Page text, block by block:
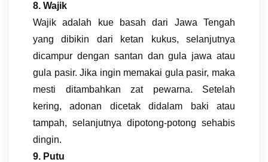
8. Wajik
Wajik adalah kue basah dari Jawa Tengah
yang dibikin dari ketan kukus, selanjutnya
dicampur dengan santan dan gula jawa atau
gula pasir. Jika ingin memakai gula pasir, maka
mesti ditambahkan zat pewarna. Setelah
kering, adonan dicetak didalam baki atau
tampah, selanjutnya dipotong-potong sehabis
dingin.
9. Putu